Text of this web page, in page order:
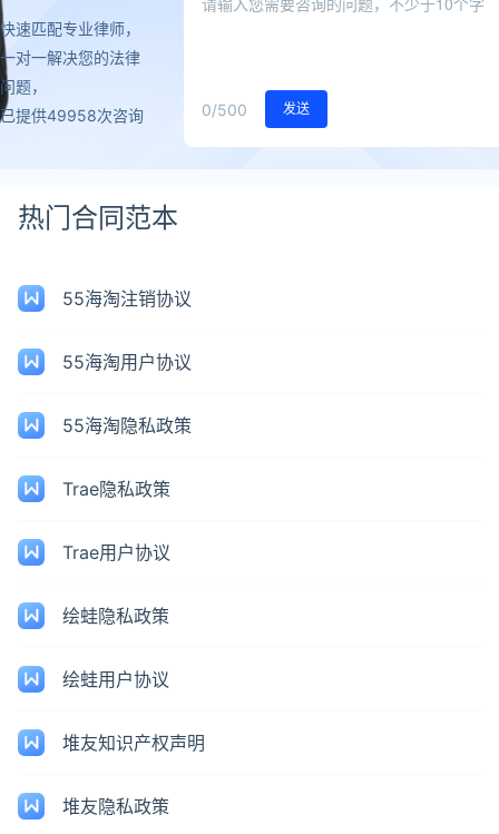
快速匹配专业律师，
一对一解决您的法律
问题，
已提供49958次咨询
0/500 发送
热门合同范本
55海淘注销协议
55海淘用户协议
55海淘隐私政策
Trae隐私政策
Trae用户协议
绘蛙隐私政策
绘蛙用户协议
堆友知识产权声明
堆友隐私政策